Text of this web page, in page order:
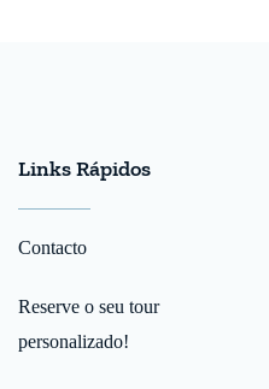
Links Rápidos
Contacto
Reserve o seu tour
personalizado!